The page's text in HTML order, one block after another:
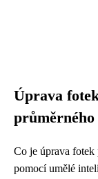
Úprava
Co je úprava
pomocí umělé